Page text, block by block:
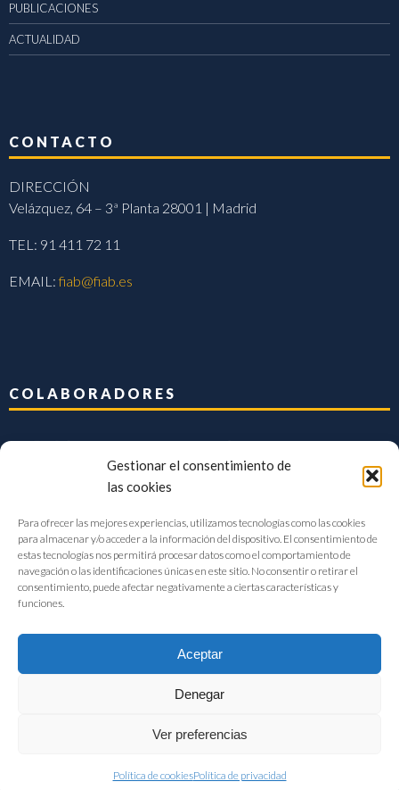
Gestionar el consentimiento de
las cookies
Para ofrecer las mejores experiencias, utilizamos tecnologías como las cookies
para almacenar y/o acceder a la información del dispositivo. El consentimiento de
estas tecnologías nos permitirá procesar datos como el comportamiento de
navegación o las identificaciones únicas en este sitio. No consentir o retirar el
consentimiento, puede afectar negativamente a ciertas características y
funciones.
Aceptar
Denegar
Ver preferencias
Política de cookiesPolítica de privacidad
PUBLICACIONES
ACTUALIDAD
CONTACTO
DIRECCIÓN
Velázquez, 64 – 3ª Planta 28001 | Madrid
TEL: 91 411 72 11
EMAIL:fiab@fiab.es
COLABORADORES
FIAB Federación Española de Industrias de la Alimentación y Bebidas